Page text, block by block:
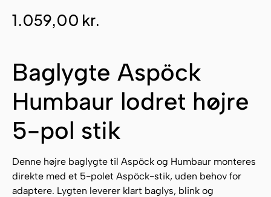
1.059,00 kr.
Baglygte Aspöck
Humbaur lodret højre
5-pol stik
Denne højre baglygte til Aspöck og Humbaur monteres
direkte med et 5-polet Aspöck-stik, uden behov for
adaptere. Lygten leverer klart baglys, blink og